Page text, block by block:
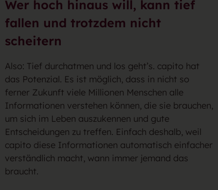
Wer hoch hinaus will, kann tief
fallen und trotzdem nicht
scheitern
Also: Tief durchatmen und los geht’s. capito hat
das Potenzial. Es ist möglich, dass in nicht so
ferner Zukunft viele Millionen Menschen alle
Informationen verstehen können, die sie brauchen,
um sich im Leben auszukennen und gute
Entscheidungen zu treffen. Einfach deshalb, weil
capito diese Informationen automatisch einfacher
verständlich macht, wann immer jemand das
braucht.